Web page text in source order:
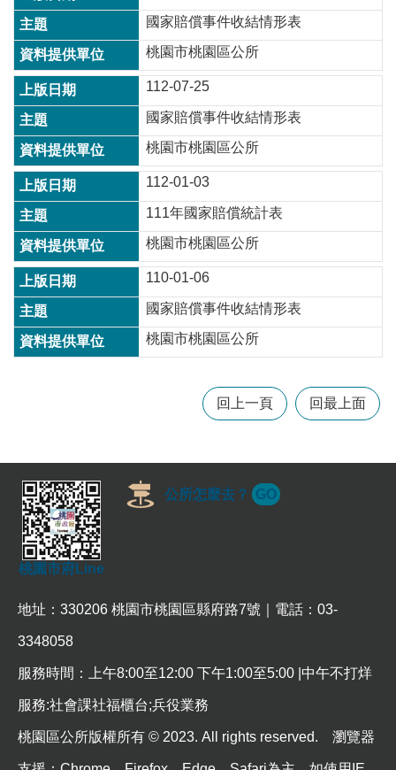
錄
相
關
資
料
回
首
頁
網
站
導
覽
市
政
信
箱
桃
園
市
政
府
n
g
s
h
私
國家賠償事件收結情形表
桃園市桃園區公所
112-07-25
國家賠償事件收結情形表
桃園市桃園區公所
112-01-03
111年國家賠償統計表
桃園市桃園區公所
110-01-06
國家賠償事件收結情形表
桃園市桃園區公所
回上一頁 回最上面
桃園市府Line
公所怎麼去？ GO
地址：330206 桃園市桃園區縣府路7號｜電話：03-
3348058
服務時間：上午8:00至12:00 下午1:00至5:00 |中午不打烊
服務:社會課社福櫃台;兵役業務
桃園區公所版權所有 © 2023. All rights reserved. 瀏覽器